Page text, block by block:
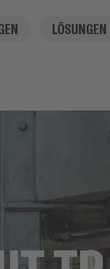
LÖSUNGEN